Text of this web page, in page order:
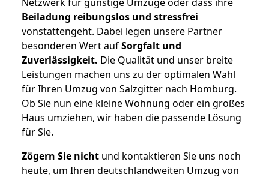
Beiladung reibungslos und stressfrei
vonstattengeht. Dabei legen unsere Partner
besonderen Wert aufSorgfalt und
Zuverlässigkeit. Die Qualität und unser breite
Leistungen machen uns zu der optimalen Wahl
für Ihren Umzug von Salzgitter nach Homburg.
Ob Sie nun eine kleine Wohnung oder ein großes
Haus umziehen, wir haben die passende Lösung
für Sie.
Zögern Sie nicht und kontaktieren Sie uns noch
heute, um Ihren deutschlandweiten Umzug von